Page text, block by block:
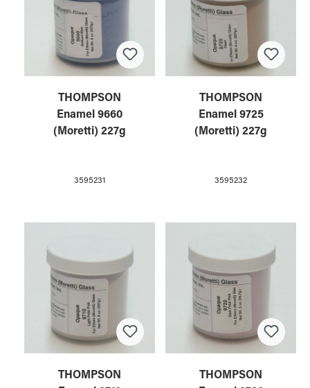
THOMPSON
Enamel 9660
(Moretti) 227g
3595231
THOMPSON
Enamel 9725
(Moretti) 227g
3595232
THOMPSON
THOMPSON